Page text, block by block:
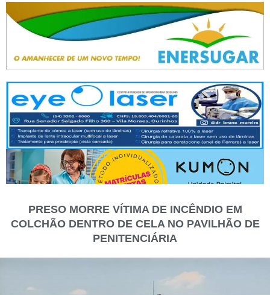
PRESO MORRE VÍTIMA DE INCÊNDIO EM
COLCHÃO DENTRO DE CELA NO PAVILHÃO DE
PENITENCIÁRIA